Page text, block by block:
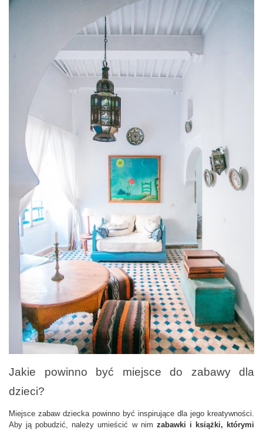
Jakie powinno być miejsce do zabawy dla
dzieci?
Miejsce zabaw dziecka powinno być inspirujące dla jego kreatywności.
Aby ją pobudzić, należy umieścić w nim zabawki i książki, którymi